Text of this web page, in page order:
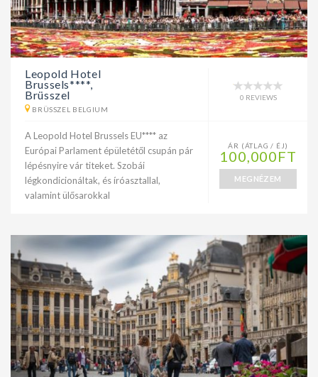
Leopold Hotel
Brussels****,
Brüsszel
BRÜSSZEL BELGIUM
0 REVIEWS
A Leopold Hotel Brussels EU**** az
Európai Parlament épületétől csupán pár
lépésnyire vár titeket. Szobái
légkondicionáltak, és íróasztallal,
valamint ülősarokkal
ÁR (ÁTLAG / ÉJ)
100,000FT
MEGNÉZEM